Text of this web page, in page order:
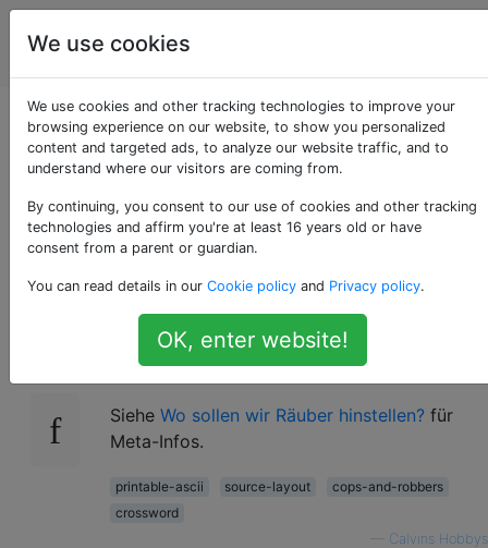
Programmierrätsel
& Code Golf
Code-
Kreuzworträtsel -
Lösungen
Dies ist die Begleitfrage fürCode-
Kreuzworträtsel. Räuberische Antworten
finden Sie hier.
Siehe Wo sollen wir Räuber hinstellen? für
Meta-Infos.
printable-ascii source-layout
cops-and-robbers
crossword
Calvins Hobbys
We use cookies
We use cookies and other tracking technologies to improve your
browsing experience on our website, to show you personalized
content and targeted ads, to analyze our website traffic, and to
understand where our visitors are coming from.
By continuing, you consent to our use of cookies and other tracking
technologies and affirm you're at least 16 years old or have
consent from a parent or guardian.
You can read details in our Cookie policy and Privacy policy.
OK, enter website!